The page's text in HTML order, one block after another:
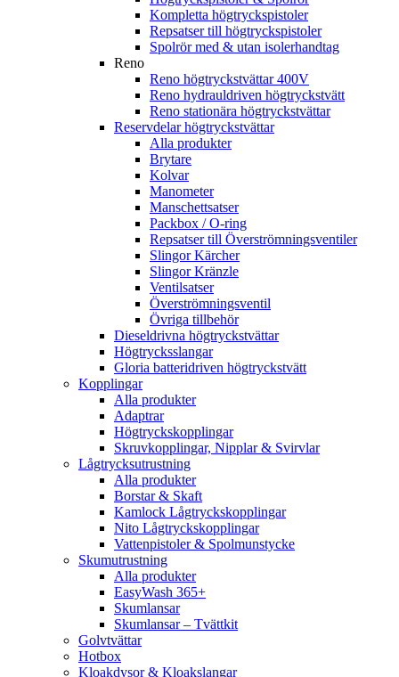
Kompletta högtryckspistoler
Repsatser till högtryckspistoler
Spolrör med & utan isolerhandtag
Reno
Reno högtryckstvättar 400V
Reno hydrauldriven högtryckstvätt
Reno stationära högtryckstvättar
Reservdelar högtryckstvättar
Alla produkter
Brytare
Kolvar
Manometer
Manschettsatser
Packbox / O-ring
Repsatser till Överströmningsventiler
Slingor Kärcher
Slingor Kränzle
Ventilsatser
Överströmningsventil
Övriga tillbehör
Dieseldrivna högtryckstvättar
Högtrycksslangar
Gloria batteridriven högtryckstvätt
Kopplingar
Alla produkter
Adaptrar
Högtryckskopplingar
Skruvkopplingar, Nipplar & Svirvlar
Lågtrycksutrustning
Alla produkter
Borstar & Skaft
Kamlock Lågtryckskopplingar
Nito Lågtryckskopplingar
Vattenpistoler & Spolmunstycke
Skumutrustning
Alla produkter
EasyWash 365+
Skumlansar
Skumlansar – Tvättkit
Golvtvättar
Hotbox
Kloakdysor & Kloakslangar